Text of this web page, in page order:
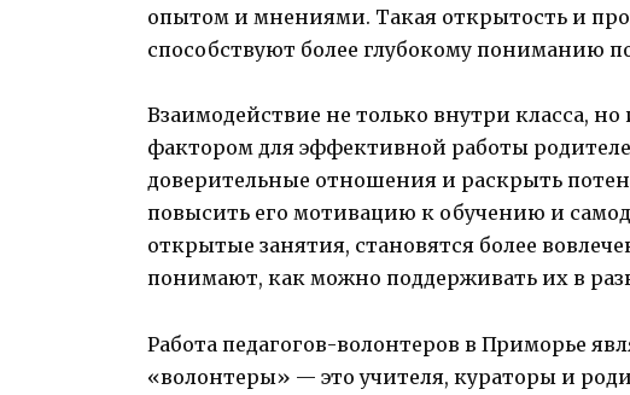
опытом и мнениями. Такая открытость и
способствуют более глубокому пониманию
Взаимодействие не только внутри класса,
фактором для эффективной работы
доверительные отношения и раскрыть
повысить его мотивацию к обучению и
открытые занятия, становятся более
понимают, как можно поддерживать их в
Работа педагогов-волонтеров в Приморье
«волонтеры» — это учителя, кураторы и